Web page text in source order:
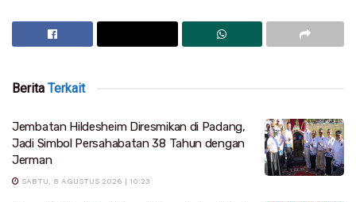
Berita Terkait
Jembatan Hildesheim Diresmikan di Padang,
Jadi Simbol Persahabatan 38 Tahun dengan
Jerman
SABTU, 8 AGUSTUS 2026 | 10:23